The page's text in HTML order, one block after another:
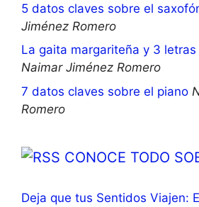
5 datos claves sobre el
Jiménez Romero
La gaita margariteña y 3
Naimar Jiménez Romero
7 datos claves sobre el piano
Romero
CONOCE TODO
Deja que tus Sentidos Viajen: